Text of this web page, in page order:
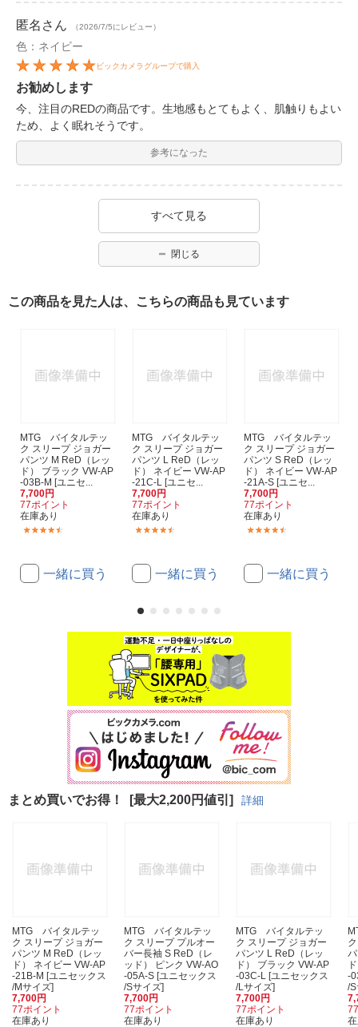
匿名 さん （2026/7/5にレビュー）
色：ネイビー
ビックカメラグループで購入
お勧めします
今、注目のREDの商品です。生地感もとてもよく、肌触りもよい
ため、よく眠れそうです。
参考になった
すべて見る
閉じる
この商品を見た人は、こちらの商品も見ています
MTG バイタルテッ
ク スリープ ジョガー
パンツ M ReD（レッ
ド） ブラック VW-AP
-03B-M [ユニセ...
7,700円
77ポイント
在庫あり
一緒に買う
MTG バイタルテッ
ク スリープ ジョガー
パンツ L ReD（レッ
ド） ネイビー VW-AP
-21C-L [ユニセ...
7,700円
77ポイント
在庫あり
一緒に買う
MTG バイタルテッ
ク スリープ ジョガー
パンツ S ReD（レッ
ド） ネイビー VW-AP
-21A-S [ユニセ...
7,700円
77ポイント
在庫あり
一緒に買う
まとめ買いでお得！ [最大2,200円値引] 詳細
MTG バイタルテッ
ク スリープ ジョガー
パンツ M ReD（レッ
ド） ネイビー VW-AP
-21B-M [ユニセックス
/Mサイズ]
7,700円
77ポイント
在庫あり
MTG バイタルテッ
ク スリープ プルオー
バー長袖 S ReD（レ
ッド） ピンク VW-AO
-05A-S [ユニセックス
/Sサイズ]
7,700円
77ポイント
在庫あり
MTG バイタルテッ
ク スリープ ジョガー
パンツ L ReD（レッ
ド） ブラック VW-AP
-03C-L [ユニセックス
/Lサイズ]
7,700円
77ポイント
在庫あり
-
/